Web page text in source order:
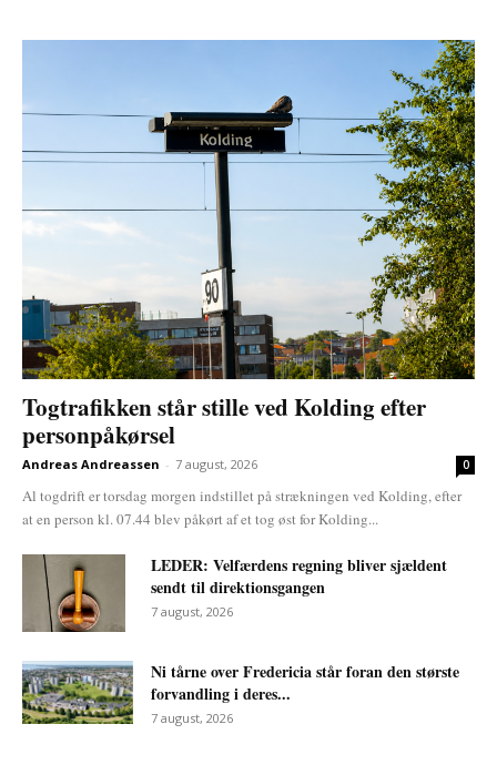
Togtrafikken står stille ved Kolding efter
personpåkørsel
Andreas Andreassen - 7 august, 2026 0
Al togdrift er torsdag morgen indstillet på strækningen ved Kolding, efter
at en person kl. 07.44 blev påkørt af et tog øst for Kolding...
LEDER: Velfærdens regning bliver sjældent
sendt til direktionsgangen
7 august, 2026
Ni tårne over Fredericia står foran den største
forvandling i deres...
7 august, 2026